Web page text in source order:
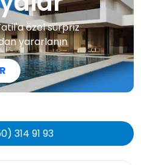
özel sürpriz
yararlanın
314 91 93